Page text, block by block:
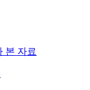
본 자료